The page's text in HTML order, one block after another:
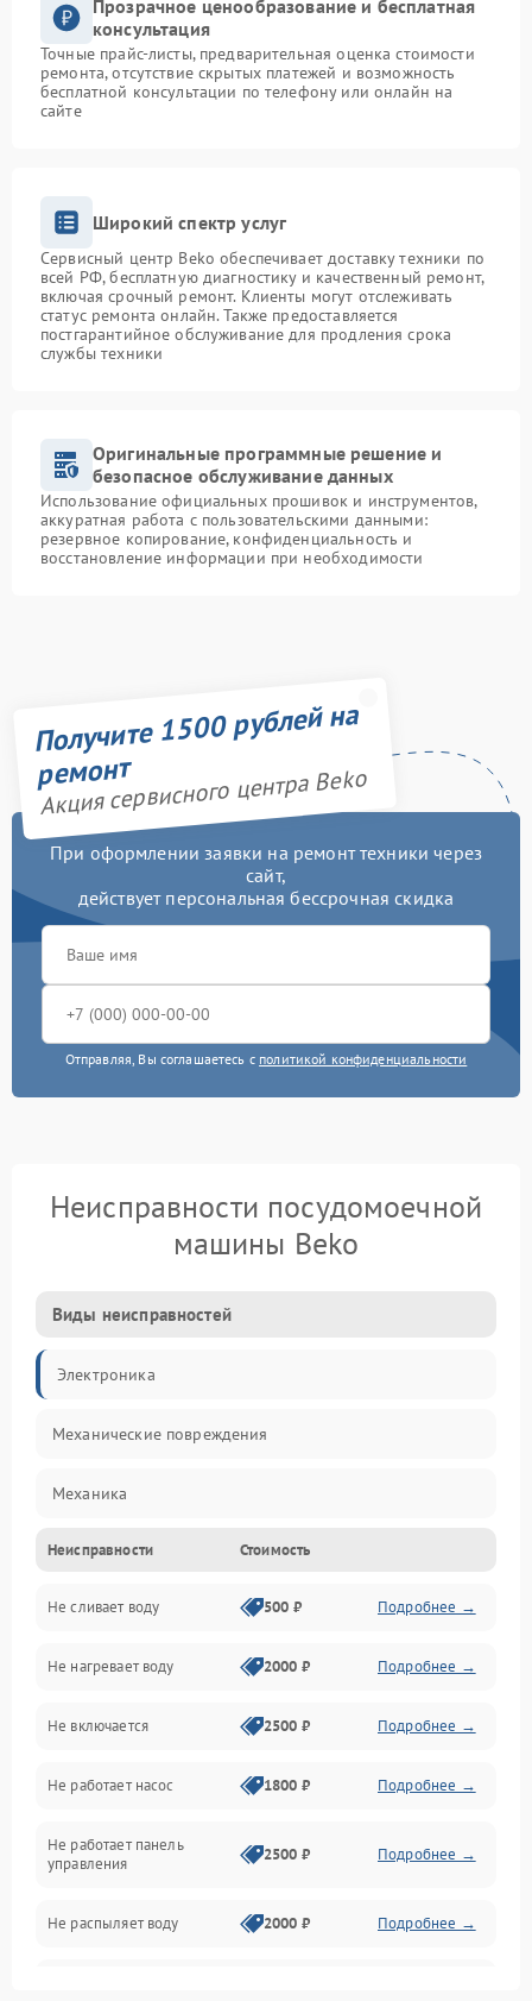
Прозрачное ценообразование и бесплатная
консультация
Точные прайс-листы, предварительная оценка стоимости
ремонта, отсутствие скрытых платежей и возможность
бесплатной консультации по телефону или онлайн на
сайте
Широкий спектр услуг
Сервисный центр Beko обеспечивает доставку техники по
всей РФ, бесплатную диагностику и качественный ремонт,
включая срочный ремонт. Клиенты могут отслеживать
статус ремонта онлайн. Также предоставляется
постгарантийное обслуживание для продления срока
службы техники
Оригинальные программные решение и
безопасное обслуживание данных
Использование официальных прошивок и инструментов,
аккуратная работа с пользовательскими данными:
резервное копирование, конфиденциальность и
восстановление информации при необходимости
Получите 1500 рублей на
ремонт
Акция сервисного центра Beko
При оформлении заявки на ремонт техники через
сайт,
действует персональная бессрочная скидка
Отправляя, Вы соглашаетесь с политикой конфиденциальности
Неисправности посудомоечной
машины Beko
Виды неисправностей
Электроника
Механические повреждения
Механика
Управление
Электропитание
Датчики
Нагрев
Вода
Гигиена
Программное обеспечение
Неисправности Стоимость
Не сливает воду 500 ₽ Подробнее →
Не нагревает воду 2000 ₽ Подробнее →
Не включается 2500 ₽ Подробнее →
Не работает насос 1800 ₽ Подробнее →
Не работает панель
управления
2500 ₽ Подробнее →
Не распыляет воду 2000 ₽ Подробнее →